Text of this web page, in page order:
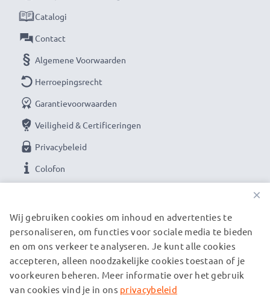
Catalogi
Contact
Algemene Voorwaarden
Herroepingsrecht
Garantievoorwaarden
Veiligheid & Certificeringen
Privacybeleid
Colofon
ONZE VERZENDPARTNERS
© subtel.be 2026
×
Wij gebruiken cookies om inhoud en advertenties te
personaliseren, om functies voor sociale media te bieden
en om ons verkeer te analyseren. Je kunt alle cookies
accepteren, alleen noodzakelijke cookies toestaan of je
voorkeuren beheren. Meer informatie over het gebruik
van cookies vind je in ons privacybeleid